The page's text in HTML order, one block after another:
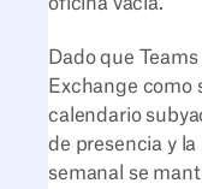
oficina vacía.
Dado que
Exchange como
calendario
de presencia y
semanal se